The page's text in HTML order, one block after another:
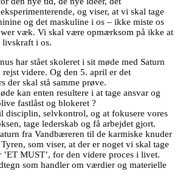
og viser, at vi skal tage
og det maskuline i os – ikke miste os
væk. Vi skal være opmærksom på ikke at
livskraft i os.
har stået skoleret i sit møde med Saturn
videre. Og den 5. april er det
der skal stå samme prøve.
kan enten resultere i at tage ansvar og
fastlåst og blokeret ?
disciplin, selvkontrol, og at fokusere vores
tage lederskab og få arbejdet gjort.
fra Vandbæreren til de karmiske knuder
som viser, at der er noget vi skal tage
MUST’, for den videre proces i livet.
som handler om værdier og materielle